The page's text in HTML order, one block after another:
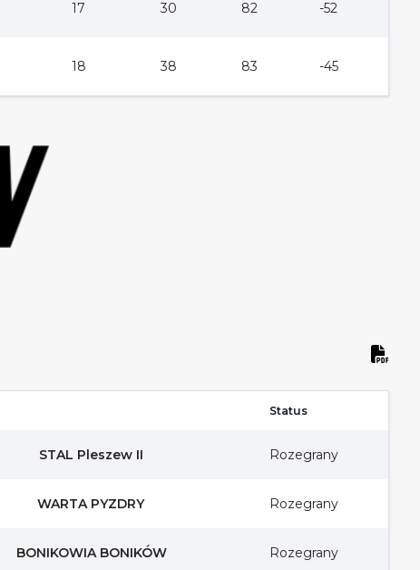
17 30 82 -52
18 38 83 -45
Status
STAL Pleszew II Rozegrany
WARTA PYZDRY Rozegrany
BONIKOWIA BONIKÓW Rozegrany